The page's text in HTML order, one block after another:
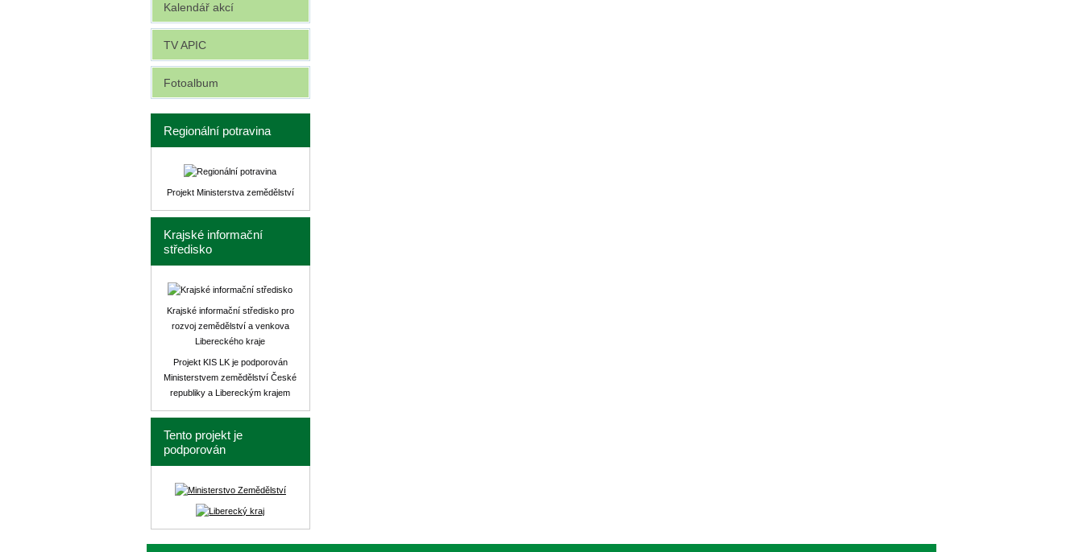
Kalendář akcí
TV APIC
Fotoalbum
Regionální potravina
Projekt Ministerstva zemědělství
Krajské informační
středisko
Krajské informační středisko pro
rozvoj zemědělství a venkova
Libereckého kraje
Projekt KIS LK je podporován
Ministerstvem zemědělství České
republiky a Libereckým krajem
Tento projekt je
podporován